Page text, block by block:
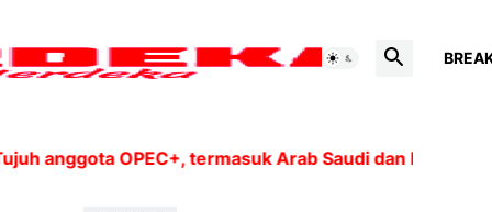
OPEC+, termasuk Arab Saudi dan Rusia, akan